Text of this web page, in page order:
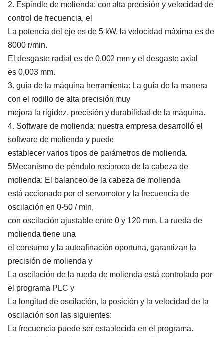
2. Espindle de molienda: con alta precisión y velocidad de
control de frecuencia, el
La potencia del eje es de 5 kW, la velocidad máxima es de
8000 r/min.
El desgaste radial es de 0,002 mm y el desgaste axial
es 0,003 mm.
3. guía de la máquina herramienta: La guía de la manera
con el rodillo de alta precisión muy
mejora la rigidez, precisión y durabilidad de la máquina.
4. Software de molienda: nuestra empresa desarrolló el
software de molienda y puede
establecer varios tipos de parámetros de molienda.
5Mecanismo de péndulo recíproco de la cabeza de
molienda: El balanceo de la cabeza de molienda
está accionado por el servomotor y la frecuencia de
oscilación en 0-50 / min,
con oscilación ajustable entre 0 y 120 mm. La rueda de
molienda tiene una
el consumo y la autoafinación oportuna, garantizan la
precisión de molienda y
La oscilación de la rueda de molienda está controlada por
el programa PLC y
La longitud de oscilación, la posición y la velocidad de la
oscilación son las siguientes:
La frecuencia puede ser establecida en el programa.